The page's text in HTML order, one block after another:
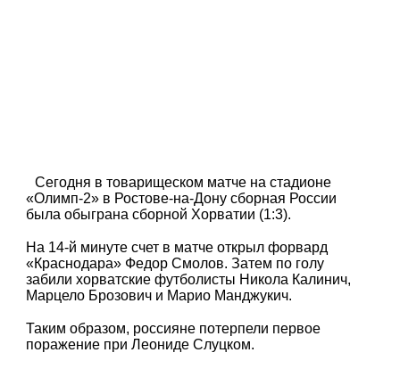
Сегодня в товарищеском матче на стадионе
«Олимп-2» в Ростове-на-Дону сборная России
была обыграна сборной Хорватии (1:3).
На 14-й минуте счет в матче открыл форвард
«Краснодара» Федор Смолов. Затем по голу
забили хорватские футболисты Никола Калинич,
Марцело Брозович и Марио Манджукич.
Таким образом, россияне потерпели первое
поражение при Леониде Слуцком.